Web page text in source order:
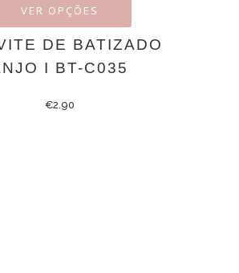
VER OPÇÕES
DE BATIZADO
I BT-C035
€2.90